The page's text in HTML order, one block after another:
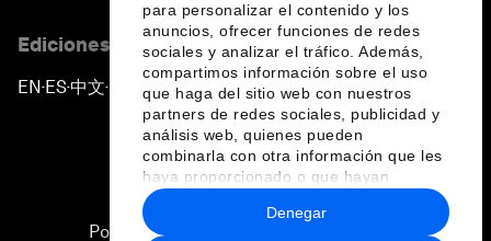
para personalizar el contenido y los
anuncios, ofrecer funciones de redes
sociales y analizar el tráfico. Además,
compartimos información sobre el uso
que haga del sitio web con nuestros
partners de redes sociales, publicidad y
análisis web, quienes pueden
combinarla con otra información que les
haya proporcionado o que hayan
recopilado a partir del uso que haya
hecho de sus servicios.
Denegar
Ediciones en otros idiomas
EN ▪ ES▪中文▪ 日本語
Política de privacidad y normas de uso